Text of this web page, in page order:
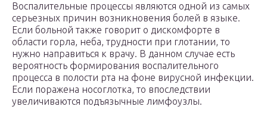
Воспалительные процессы являются одной из самых
серьезных причин возникновения болей в языке.
Если больной также говорит о дискомфорте в
области горла, неба, трудности при глотании, то
нужно направиться к врачу. В данном случае есть
вероятность формирования воспалительного
процесса в полости рта на фоне вирусной инфекции.
Если поражена носоглотка, то впоследствии
увеличиваются подъязычные лимфоузлы.